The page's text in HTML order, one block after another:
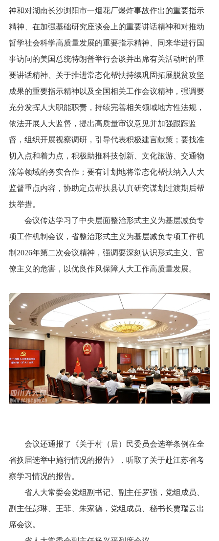
神和对湖南长沙浏阳市一烟花厂爆炸事故作出的重要指示
精神、在加强基础研究座谈会上的重要讲话精神和对推动
哲学社会科学高质量发展的重要指示精神、同来华进行国
事访问的美国总统特朗普举行会谈并出席有关活动时的重
要讲话精神、关于推进常态化帮扶持续巩固拓展脱贫攻坚
成果的重要指示精神以及全国相关工作会议精神，强调要
充分发挥人大职能职责，持续完善相关领域地方性法规，
依法开展人大监督，提出高质量审议意见并加强跟踪监
督，组织开展视察调研，引导代表积极建言献策；要找准
切入点和着力点，积极助推科技创新、文化旅游、交通物
流等领域的务实合作；要有计划地将常态化帮扶纳入人大
监督重点内容，协助定点帮扶县认真研究谋划过渡期后帮
扶举措。
会议传达学习了中央层面整治形式主义为基层减负专
项工作机制会议，省整治形式主义为基层减负专项工作机
制2026年第二次会议精神，强调要深刻认识形式主义、官
僚主义的危害，以优良作风保障人大工作高质量发展。
会议还通报了《关于村（居）民委员会选举条例在全
省换届选举中施行情况的报告》，听取了关于赴江苏省考
察学习情况的报告。
省人大常委会党组副书记、副主任罗强，党组成员、
副主任彭琳、王菲、朱家德，党组成员、秘书长贾瑞云出
席会议。